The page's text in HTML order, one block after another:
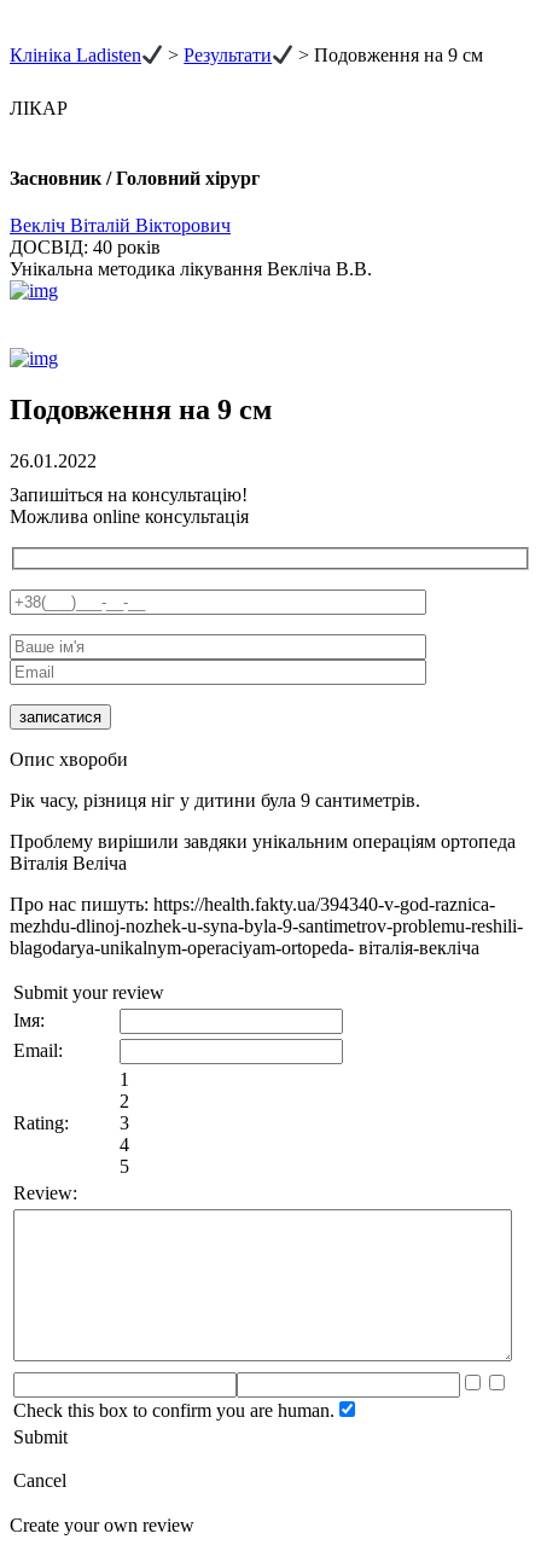
Клініка Ladisten >Результати >Подовження на 9 см
ЛІКАР
Засновник / Головний хірург
Векліч Віталій Вікторович
ДОСВІД: 40 років
Унікальна методика лікування Векліча В.В.
Подовження на 9 см
26.01.2022
Запишіться на консультацію!
Можлива online консультація
Опис хвороби
Рік часу, різниця ніг у дитини була 9 сантиметрів.
Проблему вирішили завдяки унікальним операціям ортопеда
Віталія Веліча
Про нас пишуть: https://health.fakty.ua/394340-v-god-raznica-
mezhdu-dlinoj-nozhek-u-syna-byla-9-santimetrov-problemu-reshili-
blagodarya-unikalnym-operaciyam-ortopeda- віталія-векліча
Submit your review
Імя:
Email:
Rating:
1
2
3
4
5
Review:
Check this box to confirm you are human.
Submit
Cancel
Create your own review